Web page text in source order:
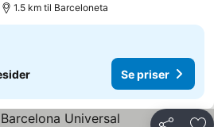
1.5 km til Barceloneta
Se priser